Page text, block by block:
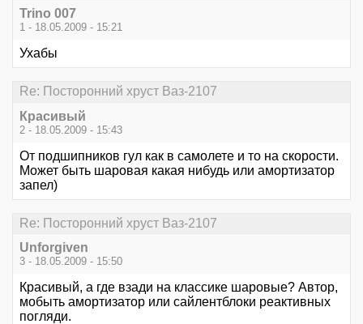
Trino 007
1 - 18.05.2009 - 15:21
Ухабы
Re: Посторонний хруст Ваз-2107
Красивый
2 - 18.05.2009 - 15:43
От подшипников гул как в самолете и то на скорости.
Может быть шаровая какая нибудь или амортизатор
запел)
Re: Посторонний хруст Ваз-2107
Unforgiven
3 - 18.05.2009 - 15:50
Красивый, а где взади на классике шаровые? Автор,
мобыть амортизатор или сайлентблоки реактивных
погляди.